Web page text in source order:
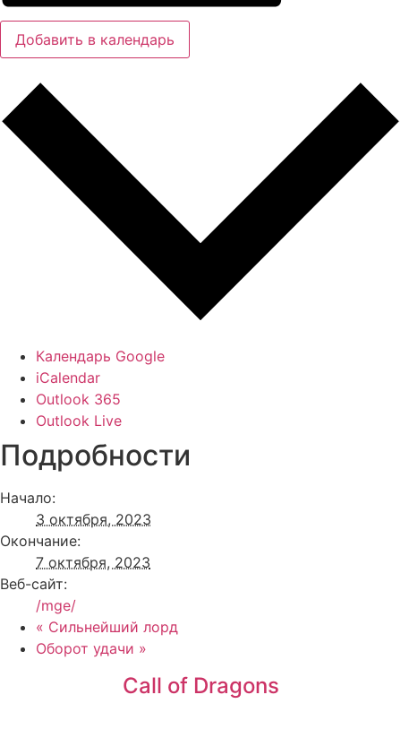
Добавить в календарь
Календарь Google
iCalendar
Outlook 365
Outlook Live
Подробности
Начало:
3 октября, 2023
Окончание:
7 октября, 2023
Веб-сайт:
/mge/
« Сильнейший лорд
Оборот удачи »
Call of Dragons